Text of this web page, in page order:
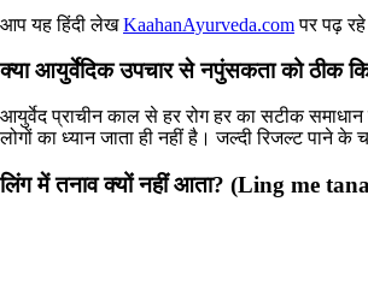
आप यह हिंदी लेखKaahanAyurveda.comपर पढ़
क्या आयुर्वेदिक उपचार से नपुंसकता को
आयुर्वेद प्राचीन काल से हर रोग हर का सटीक
लोगों का ध्यान जाता ही नहीं है। जल्दी रिजल्ट
लिंग में तनाव क्यों नहीं आता? (Ling me